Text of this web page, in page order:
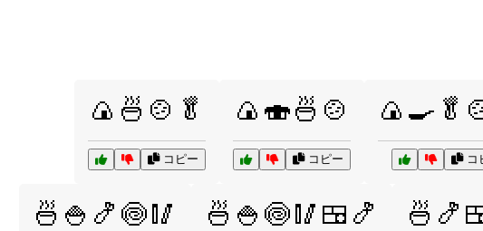
🍙🍜🍲🥬
コピー
🍙🍣🍜🍲
コピー コ
🍜🍚🍤🍥🥢 🍜🍚🍥🥢🍱🍤